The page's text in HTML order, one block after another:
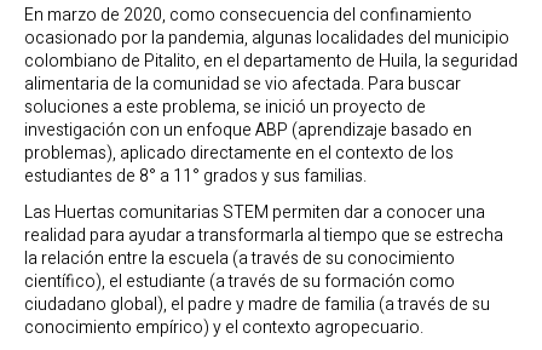
En marzo de 2020, como consecuencia del confinamiento
ocasionado por la pandemia, algunas localidades del municipio
colombiano de Pitalito, en el departamento de Huila, la seguridad
alimentaria de la comunidad se vio afectada. Para buscar
soluciones a este problema, se inició un proyecto de
investigación con un enfoque ABP (aprendizaje basado en
problemas), aplicado directamente en el contexto de los
estudiantes de 8° a 11° grados y sus familias.
Las Huertas comunitarias STEM permiten dar a conocer una
realidad para ayudar a transformarla al tiempo que se estrecha
la relación entre la escuela (a través de su conocimiento
científico), el estudiante (a través de su formación como
ciudadano global), el padre y madre de familia (a través de su
conocimiento empírico) y el contexto agropecuario.